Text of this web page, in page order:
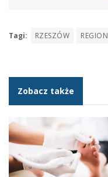
Tagi: RZESZÓW REGION
Zobacz także